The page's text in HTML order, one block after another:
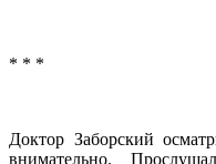
* * *
Доктор Заборский
внимательно.